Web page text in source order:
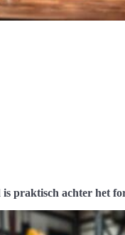
is praktisch achter het